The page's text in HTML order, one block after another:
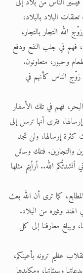
البلاد بالبلاد،
التجار بالتجار،
فهم في جلب النفع ودفع
وحبور، متعاونون.
الناس كأنهم في
فهم في تلك الأسفار
فترى أنها ترسل إلى
إرسالها، ولن تجد
والتجارين. فتلك وسائل
الله.. أرأيتم مثلها
كما ترى أن الله بعث
وغيره من البلاد.
ويبلغ معارفنا إلى كل
عظيم ترونه بأعينكم،